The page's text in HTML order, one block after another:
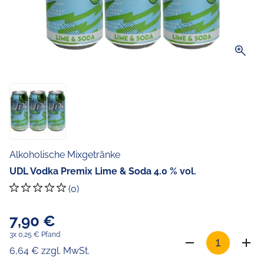
zoom_in
Alkoholische Mixgetränke
UDL Vodka Premix Lime & Soda 4.0 % vol.
(0)
7,90 €
3x 0,25 € Pfand
6,64 € zzgl. MwSt.